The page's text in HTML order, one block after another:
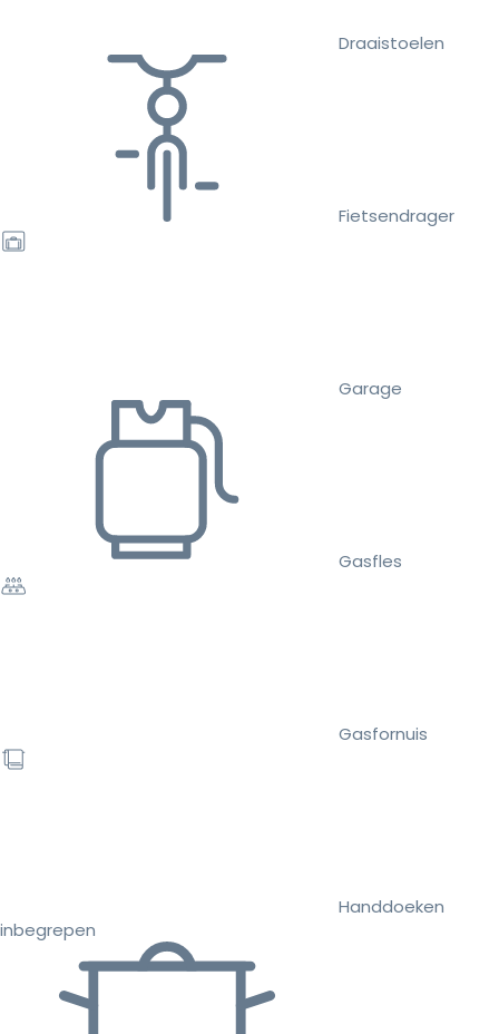
Draaistoelen
Fietsendrager
Garage
Gasfles
Gasfornuis
Handdoeken
inbegrepen